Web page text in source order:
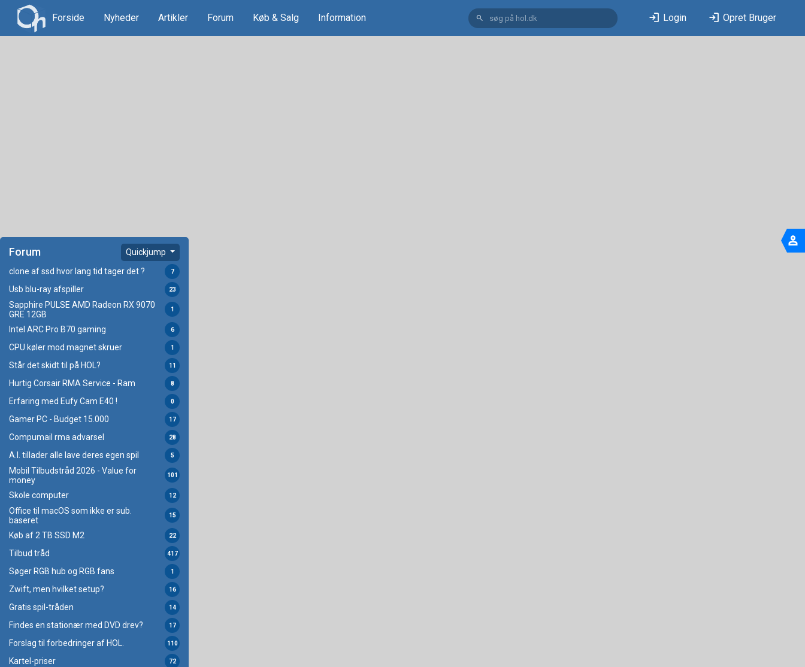
Forside Nyheder Artikler Forum Køb & Salg Information search login Login login Opret Bruger
Forum Quickjump
clone af ssd hvor lang tid tager det ? 7
Usb blu-ray afspiller 23
Sapphire PULSE AMD Radeon RX 9070
GRE 12GB
1
Intel ARC Pro B70 gaming 6
CPU køler mod magnet skruer 1
Står det skidt til på HOL? 11
Hurtig Corsair RMA Service - Ram 8
Erfaring med Eufy Cam E40 ! 0
Gamer PC - Budget 15.000 17
Compumail rma advarsel 28
A.I. tillader alle lave deres egen spil 5
Mobil Tilbudstråd 2026 - Value for
money
101
Skole computer 12
Office til macOS som ikke er sub.
baseret
15
Køb af 2 TB SSD M2 22
Tilbud tråd 417
Søger RGB hub og RGB fans 1
Zwift, men hvilket setup? 16
Gratis spil-tråden 14
Findes en stationær med DVD drev? 17
Forslag til forbedringer af HOL. 110
Kartel-priser 72
person